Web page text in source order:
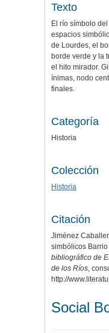
Texto
El río símbolo
espacios
de Lourdes, el
borde verde y la
el hito mirador.
ínimas, nodo
finales.
Categoría
Historia
Colección
Historia
Citación
Jiménez
simbólicos Barrio
bibliográfico de
de los Ríos,
http://
Social